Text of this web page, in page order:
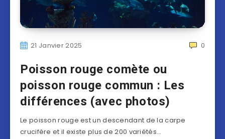
21 Janvier 2025 0
Poisson rouge comète ou
poisson rouge commun : Les
différences (avec photos)
Le poisson rouge est un descendant de la carpe
crucifère et il existe plus de 200 variétés…